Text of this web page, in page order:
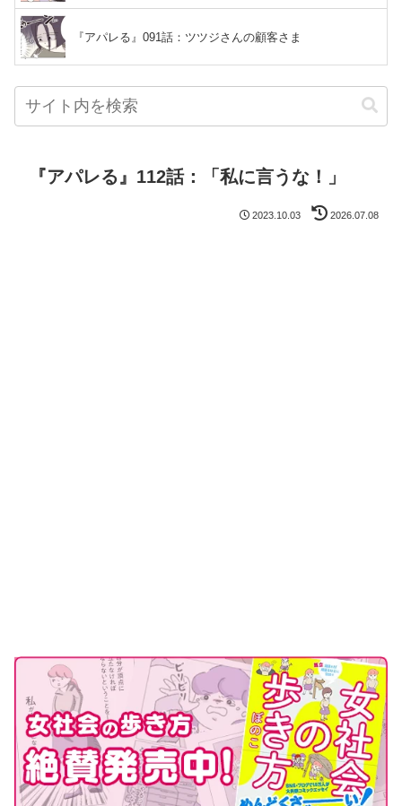
『アパレる』091話：ツツジさんの顧客さま
『アパレる』112話：「私に言うな！」
2023.10.03 2026.07.08